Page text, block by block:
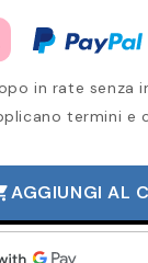
in rate senza
termini e
AGGIUNGI AL